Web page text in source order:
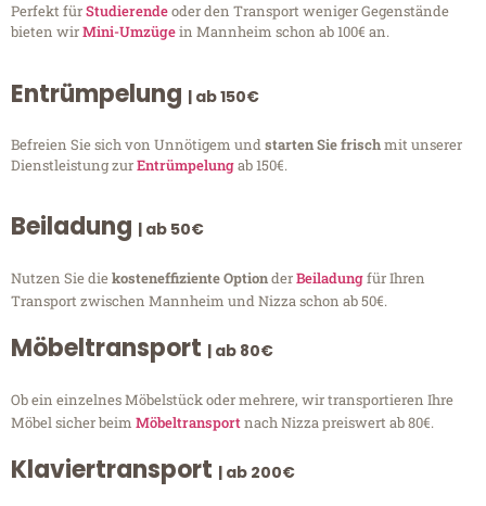
Perfekt fürStudierendeoder den Transport weniger Gegenstände
bieten wirMini-Umzügein Mannheim schon ab 100€ an.
Entrümpelung | ab 150€
Befreien Sie sich von Unnötigem undstarten Sie frischmit unserer
Dienstleistung zurEntrümpelungab 150€.
Beiladung | ab 50€
Nutzen Sie diekosteneffiziente OptionderBeiladungfür Ihren
Transport zwischen Mannheim und Nizza schon ab 50€.
Möbeltransport | ab 80€
Ob ein einzelnes Möbelstück oder mehrere, wir transportieren Ihre
Möbel sicher beim Möbeltransportnach Nizza preiswert ab 80€.
Klaviertransport | ab 200€